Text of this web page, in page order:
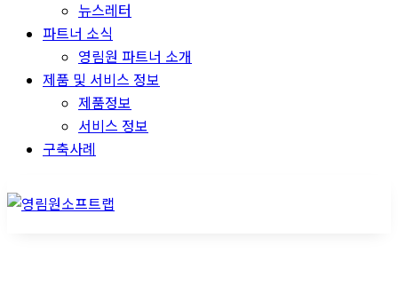
뉴스레터
파트너 소식
영림원 파트너 소개
제품 및 서비스 정보
제품정보
서비스 정보
구축사례